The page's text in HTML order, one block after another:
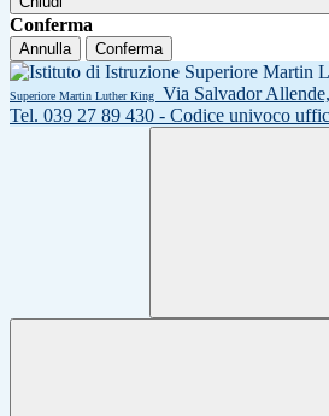
Conferma
Annulla Conferma
Superiore Martin Luther King
Via Salvador
Tel. 039 27 89 430 - Codice univoco